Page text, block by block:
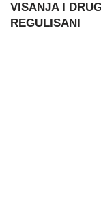
VISANJA I
REGULISANI